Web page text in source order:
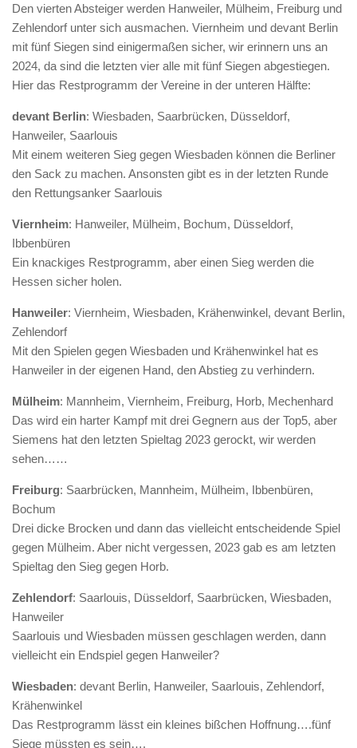
Den vierten Absteiger werden Hanweiler, Mülheim, Freiburg und
Zehlendorf unter sich ausmachen. Viernheim und devant Berlin
mit fünf Siegen sind einigermaßen sicher, wir erinnern uns an
2024, da sind die letzten vier alle mit fünf Siegen abgestiegen.
Hier das Restprogramm der Vereine in der unteren Hälfte:
devant Berlin: Wiesbaden, Saarbrücken, Düsseldorf,
Hanweiler, Saarlouis
Mit einem weiteren Sieg gegen Wiesbaden können die Berliner
den Sack zu machen. Ansonsten gibt es in der letzten Runde
den Rettungsanker Saarlouis
Viernheim: Hanweiler, Mülheim, Bochum, Düsseldorf,
Ibbenbüren
Ein knackiges Restprogramm, aber einen Sieg werden die
Hessen sicher holen.
Hanweiler: Viernheim, Wiesbaden, Krähenwinkel, devant Berlin,
Zehlendorf
Mit den Spielen gegen Wiesbaden und Krähenwinkel hat es
Hanweiler in der eigenen Hand, den Abstieg zu verhindern.
Mülheim: Mannheim, Viernheim, Freiburg, Horb, Mechenhard
Das wird ein harter Kampf mit drei Gegnern aus der Top5, aber
Siemens hat den letzten Spieltag 2023 gerockt, wir werden
sehen……
Freiburg: Saarbrücken, Mannheim, Mülheim, Ibbenbüren,
Bochum
Drei dicke Brocken und dann das vielleicht entscheidende Spiel
gegen Mülheim. Aber nicht vergessen, 2023 gab es am letzten
Spieltag den Sieg gegen Horb.
Zehlendorf: Saarlouis, Düsseldorf, Saarbrücken, Wiesbaden,
Hanweiler
Saarlouis und Wiesbaden müssen geschlagen werden, dann
vielleicht ein Endspiel gegen Hanweiler?
Wiesbaden: devant Berlin, Hanweiler, Saarlouis, Zehlendorf,
Krähenwinkel
Das Restprogramm lässt ein kleines bißchen Hoffnung….fünf
Siege müssten es sein….